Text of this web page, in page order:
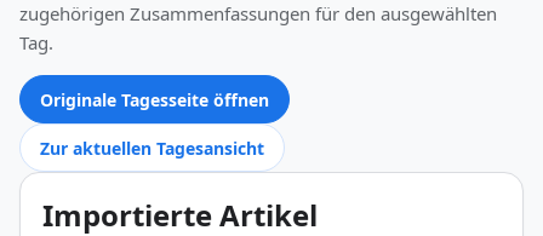
zugehörigen Zusammenfassungen für den ausgewählten
Tag.
Originale Tagesseite öffnen
Zur aktuellen Tagesansicht
Importierte Artikel